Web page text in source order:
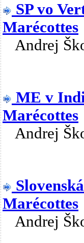
SP vo
Marécottes
Andrej
ME v
Marécottes
Andrej
Marécottes
Andrej